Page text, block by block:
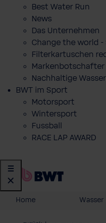
Best Water Run
News
Das Unternehmen
Change the world -
Filterkartuschen
Markenbotschafter
Nachhaltige
BWT im Sport
Motorsport
Wintersport
Fussball
RACE LAP AWARD
Home